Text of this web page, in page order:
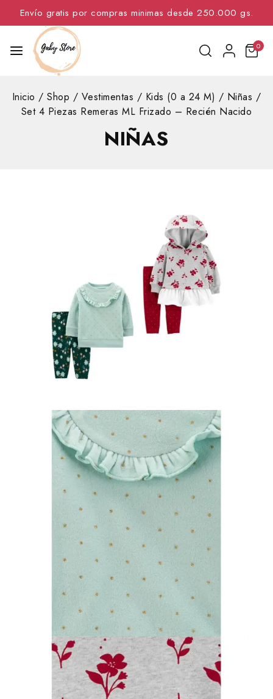
Envío gratis por compras minimas desde 250.000 gs.
0
Inicio / Shop / Vestimentas / Kids (0 a 24 M) / Niñas /
Set 4 Piezas Remeras ML Frizado – Recién Nacido
NIÑAS